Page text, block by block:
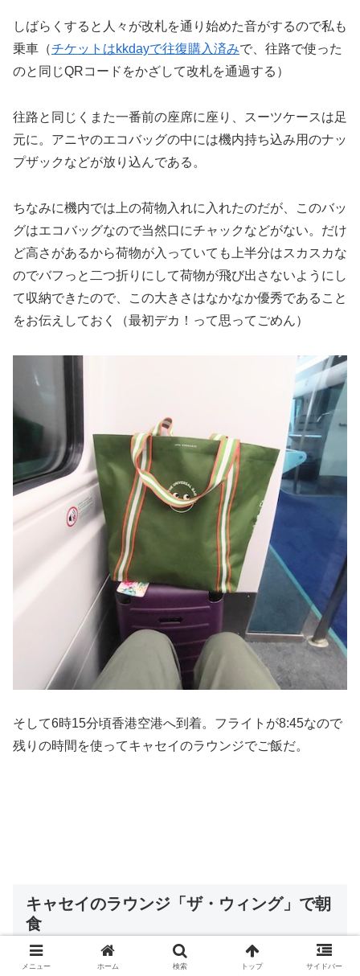
しばらくすると人々が改札を通り始めた音がするので私も
乗車（チケットはkkdayで往復購入済みで、往路で使った
のと同じQRコードをかざして改札を通過する）
往路と同じくまた一番前の座席に座り、スーツケースは足
元に。アニヤのエコバッグの中には機内持ち込み用のナッ
プザックなどが放り込んである。
ちなみに機内では上の荷物入れに入れたのだが、このバッ
グはエコバッグなので当然口にチャックなどがない。だけ
ど高さがあるから荷物が入っていても上半分はスカスカな
のでバフっと二つ折りにして荷物が飛び出さないようにし
て収納できたので、この大きさはなかなか優秀であること
をお伝えしておく（最初デカ！って思ってごめん）
そして6時15分頃香港空港へ到着。フライトが8:45なので
残りの時間を使ってキャセイのラウンジでご飯だ。
キャセイのラウンジ「ザ・ウィング」で朝
食
メニュー ホーム 検索 トップ サイドバー